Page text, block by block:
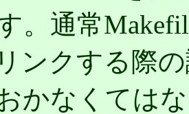
。通常
ンクする際
かなくては